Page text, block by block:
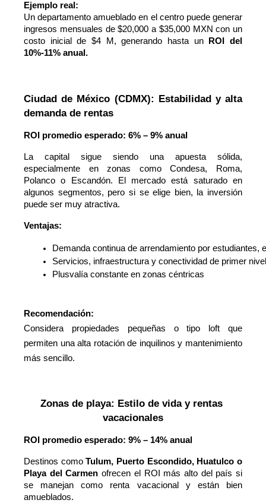
Ejemplo real:
Un departamento amueblado en el centro puede generar
ingresos mensuales de $20,000 a $35,000 MXN con un
costo inicial de $4 M, generando hasta un
ROI del
10%-11% anual.
Ciudad de México (CDMX): Estabilidad y alta
demanda de rentas
ROI promedio esperado: 6% – 9% anual
La capital sigue siendo una apuesta sólida,
especialmente en zonas como Condesa, Roma,
Polanco o Escandón. El mercado está saturado en
algunos segmentos, pero si se elige bien, la inversión
puede ser muy atractiva.
Ventajas:
Demanda continua de arrendamiento por estudiantes,
Servicios, infraestructura y conectividad de primer nivel
Plusvalía constante en zonas céntricas
Recomendación:
Considera propiedades pequeñas o tipo loft que
permiten una alta rotación de inquilinos y mantenimiento
más sencillo.
Zonas de playa: Estilo de vida y rentas
vacacionales
ROI promedio esperado: 9% – 14% anual
Destinos comoTulum, Puerto Escondido, Huatulco o
Playa del Carmen ofrecen el ROI más alto del país si
se manejan como renta vacacional y están bien
amueblados.